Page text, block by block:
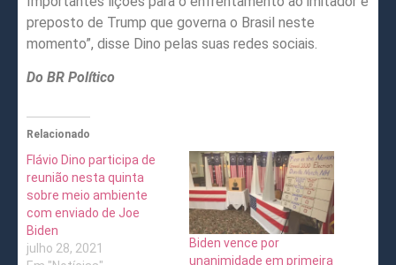
preposto de Trump que governa o Brasil neste
momento”, disse Dino pelas suas redes sociais.
Do BR Político
Relacionado
Flávio Dino participa de
reunião nesta quinta
sobre meio ambiente
com enviado de Joe
Biden
julho 28, 2021
Biden vence por
unanimidade em primeira